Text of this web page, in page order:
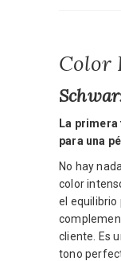
Color
La
para una
No hay
color
el
cliente. Es
tono